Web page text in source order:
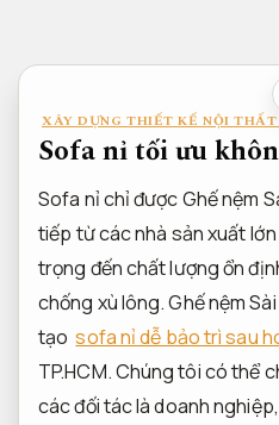
nội
dungXÂY DỰNG THIẾT KẾ NỘI
Sofa nỉ tối ưu
Sofa nỉ chỉ được Ghế nệm
tiếp từ các nhà sản xuất
trọng đến chất lượng ổn
chống xù lông. Ghế nệm
tạo sofa nỉ dễ bảo trì sau
TP.HCM. Chúng tôi có thể
các đối tác là doanh